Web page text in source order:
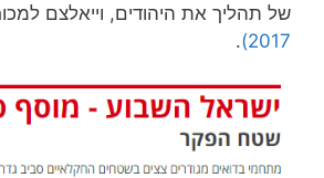
של תהליך את היהודים, וייאלצם
2017)
.